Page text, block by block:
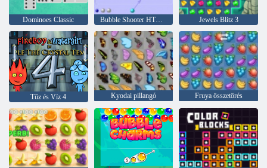
Dominoes Classic Bubble Shooter HTML5 Jewels Blitz 3
Tűz és Víz 4 Kyodai pillangó Fruya összetörés